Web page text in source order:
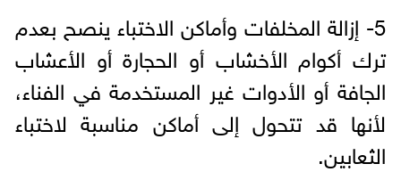
5- إزالة المخلفات وأماكن الاختباء ينصح بعدم
ترك أكوام الأخشاب أو الحجارة أو الأعشاب
الجافة أو الأدوات غير المستخدمة في الفناء،
لأنها قد تتحول إلى أماكن مناسبة لاختباء
الثعابين.